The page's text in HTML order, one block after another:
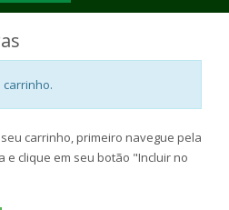
carrinho, primeiro navegue pela
e clique em seu botão "Incluir no